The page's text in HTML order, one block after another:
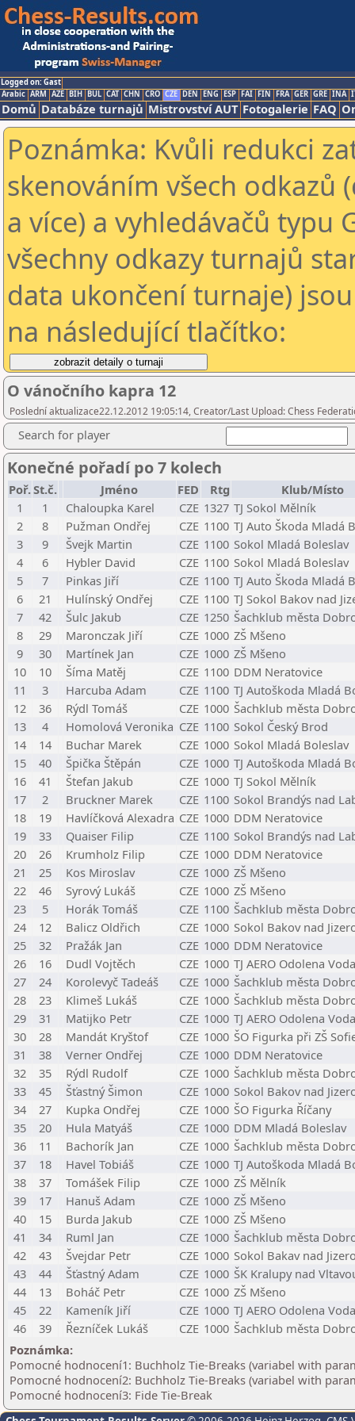
Logged on: Gast
Arabic ARM AZE BIH BUL CAT CHN CRO CZE DEN ENG ESP FAI FIN FRA GER GRE INA
Domů Databáze turnajů Mistrovství AUT Fotogalerie FAQ
Poznámka: Kvůli redukci
skenováním všech odkazů
a více) a vyhledávačů typu
všechny odkazy turnajů
data ukončení turnaje)
na následující tlačítko:
O vánočního kapra 12
Poslední aktualizace22.12.2012 19:05:14, Creator/Last Upload: Chess
Search for player
Konečné pořadí po 7 kolech
Poř.St.č. Jméno FED Rtg
Klub/Místo
1
1 Chaloupka Karel CZE 1327 TJ Sokol Mělník
2
8 Pužman Ondřej CZE 1100 TJ Auto Škoda Mladá
3
9 Švejk Martin CZE 1100 Sokol Mladá Boleslav
4
6 Hybler David CZE 1100 Sokol Mladá Boleslav
5
7 Pinkas Jiří CZE 1100 TJ Auto Škoda Mladá
6
21 Hulínský Ondřej CZE 1100 TJ Sokol Bakov nad
7
42 Šulc Jakub CZE 1250 Šachklub města
8
29 Maronczak Jiří CZE 1000 ZŠ Mšeno
9
30 Martínek Jan CZE 1000 ZŠ Mšeno
10
10 Šíma Matěj CZE 1100 DDM Neratovice
11
3 Harcuba Adam CZE 1100 TJ Autoškoda Mladá
12
36 Rýdl Tomáš CZE 1000 Šachklub města
13
4 Homolová Veronika CZE 1100 Sokol Český Brod
14
14 Buchar Marek CZE 1000 Sokol Mladá Boleslav
15
40 Špička Štěpán CZE 1000 TJ Autoškoda Mladá
16
41 Štefan Jakub CZE 1000 TJ Sokol Mělník
17
2 Bruckner Marek CZE 1100 Sokol Brandýs nad
18
19 Havlíčková Alexadra CZE 1000 DDM Neratovice
19
33 Quaiser Filip CZE 1100 Sokol Brandýs nad
20
26 Krumholz Filip CZE 1000 DDM Neratovice
21
25 Kos Miroslav CZE 1000 ZŠ Mšeno
22
46 Syrový Lukáš CZE 1000 ZŠ Mšeno
23
5 Horák Tomáš CZE 1100 Šachklub města
24
12 Balicz Oldřich CZE 1000 Sokol Bakov nad
25
32 Pražák Jan CZE 1000 DDM Neratovice
26
16 Dudl Vojtěch CZE 1000 TJ AERO Odolena Voda
27
24 Korolevyč Tadeáš CZE 1000 Šachklub města
28
23 Klimeš Lukáš CZE 1000 Šachklub města
29
31 Matijko Petr CZE 1000 TJ AERO Odolena Voda
30
28 Mandát Kryštof CZE 1000 ŠO Figurka při ZŠ
31
38 Verner Ondřej CZE 1000 DDM Neratovice
32
35 Rýdl Rudolf CZE 1000 Šachklub města
33
45 Šťastný Šimon CZE 1000 Sokol Bakov nad
34
27 Kupka Ondřej CZE 1000 ŠO Figurka Říčany
35
20 Hula Matyáš CZE 1000 DDM Mladá Boleslav
36
11 Bachorík Jan CZE 1000 Šachklub města
37
18 Havel Tobiáš CZE 1000 TJ Autoškoda Mladá
38
37 Tomášek Filip CZE 1000 ZŠ Mělník
39
17 Hanuš Adam CZE 1000 ZŠ Mšeno
40
15 Burda Jakub CZE 1000 ZŠ Mšeno
41
34 Ruml Jan CZE 1000 Šachklub města
42
43 Švejdar Petr CZE 1000 Sokol Bakav nad
43
44 Šťastný Adam CZE 1000 ŠK Kralupy nad
44
13 Boháč Petr CZE 1000 ZŠ Mšeno
45
22 Kameník Jiří CZE 1000 TJ AERO Odolena Voda
46
39 Řezníček Lukáš CZE 1000 Šachklub města
Poznámka:
Pomocné hodnocení1: Buchholz Tie-Breaks (variabel with
Pomocné hodnocení2: Buchholz Tie-Breaks (variabel with
Pomocné hodnocení3: Fide Tie-Break